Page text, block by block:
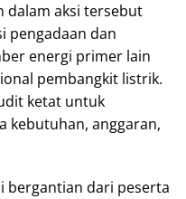
dalam aksi tersebut
pengadaan dan
energi primer lain
pembangkit listrik.
ketat untuk
kebutuhan, anggaran,
bergantian dari peserta